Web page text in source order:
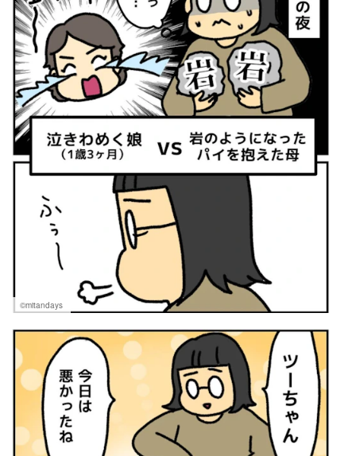
©mitandays